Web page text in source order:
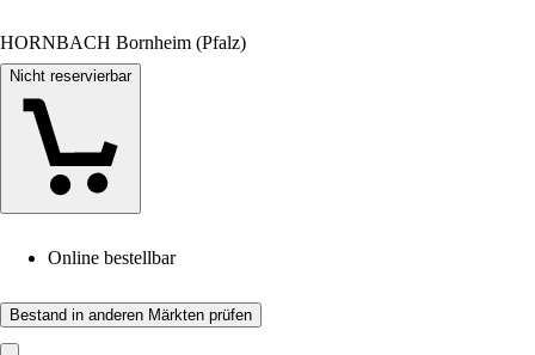
HORNBACH Bornheim (Pfalz)
Nicht reservierbar
Online bestellbar
Bestand in anderen Märkten prüfen